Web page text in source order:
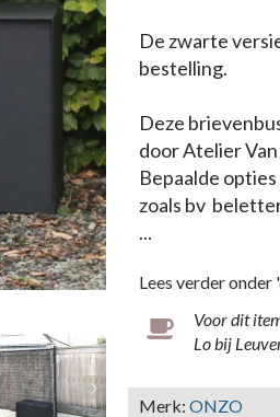
De zwarte
bestelling.
Deze
door Atelier Van
Bepaalde
zoals bv
...
Lees verder onder
Voor dit
Lo bij
Merk: ONZO